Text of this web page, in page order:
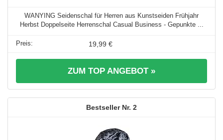
WANYING Seidenschal für Herren aus Kunstseiden Frühjahr
Herbst Doppelseite Herrenschal Casual Business - Gepunkte ...
19,99 €
ZUM TOP ANGEBOT »
2